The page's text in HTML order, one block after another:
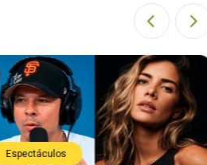
Espectáculos